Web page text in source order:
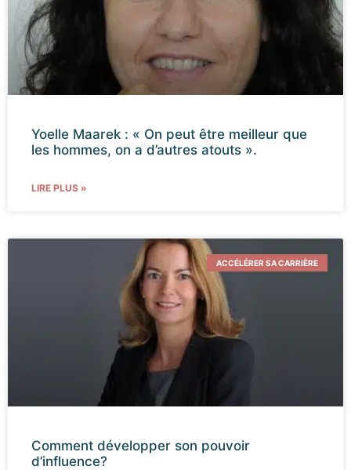
Yoelle Maarek : « On peut être meilleur que
les hommes, on a d’autres atouts ».
LIRE PLUS »
ACCÉLÉRER SA CARRIÈRE
Comment développer son pouvoir
d’influence?